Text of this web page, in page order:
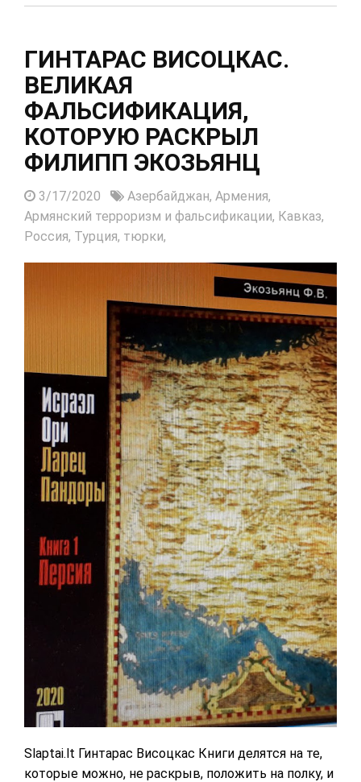
ГИНТАРАС ВИСОЦКАС.
ВЕЛИКАЯ
ФАЛЬСИФИКАЦИЯ,
КОТОРУЮ РАСКРЫЛ
ФИЛИПП ЭКОЗЬЯНЦ
3/17/2020 Азербайджан, Армения,
Армянский терроризм и фальсификации, Кавказ,
Россия, Турция, тюрки,
Slaptai.lt Гинтарас Висоцкас Книги делятся на те,
которые можно, не раскрыв, положить на полку, и